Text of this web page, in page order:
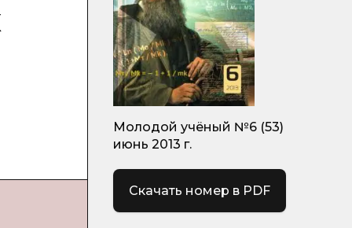
Молодой учёный №6 (53)
июнь 2013 г.
Скачать номер в PDF